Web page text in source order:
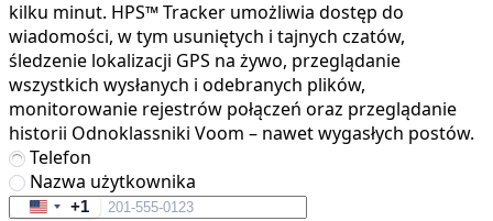
kilku minut. HPS™ Tracker umożliwia dostęp do
wiadomości, w tym usuniętych i tajnych czatów,
śledzenie lokalizacji GPS na żywo, przeglądanie
wszystkich wysłanych i odebranych plików,
monitorowanie rejestrów połączeń oraz przeglądanie
historii Odnoklassniki Voom – nawet wygasłych postów.
Telefon
Nazwa użytkownika
United
+1